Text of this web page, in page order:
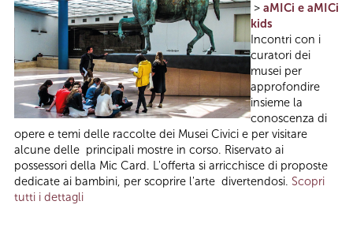
> aMICi e aMICi
kids
Incontri con i
curatori dei
musei per
approfondire
insieme la
conoscenza di
opere e temi delle raccolte dei Musei Civici e per visitare
alcune delle principali mostre in corso. Riservato ai
possessori della Mic Card. L'offerta si arricchisce di proposte
dedicate ai bambini, per scoprire l'arte divertendosi. Scopri
tutti i dettagli